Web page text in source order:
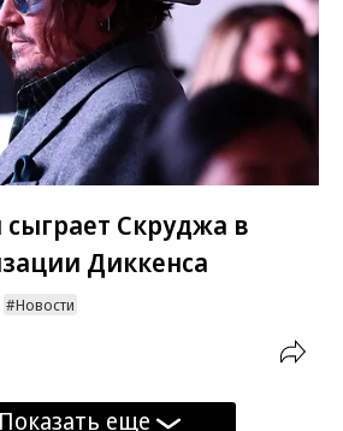
Скруджа в
Диккенса
Новости
Показать еще